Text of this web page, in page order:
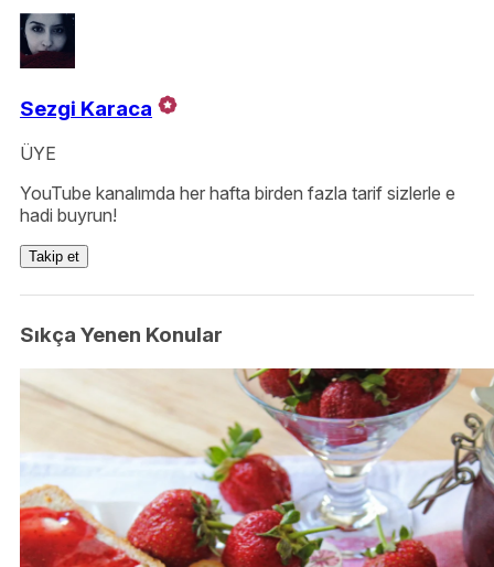
Sezgi Karaca
ÜYE
YouTube kanalımda her hafta birden fazla tarif sizlerle e
hadi buyrun!
Takip et
Sıkça Yenen Konular